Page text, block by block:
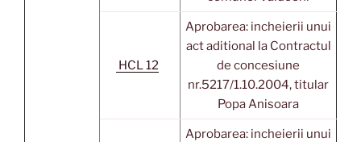
HCL 12
Aprobarea: incheierii unui
act aditional la Contractul
de concesiune
nr.5217/1.10.2004, titular
Popa Anisoara
Aprobarea: incheierii unui